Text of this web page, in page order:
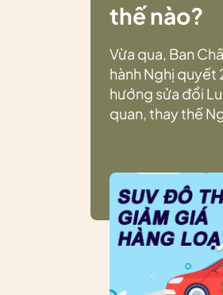
thế nào?
Vừa qua, Ban
hành Nghị quyết
hướng sửa đổi
quan, thay thế